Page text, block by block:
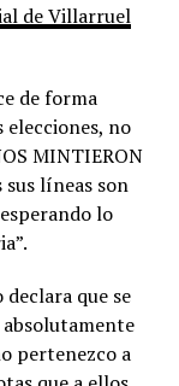
de Villarruel
de forma
elecciones, no
MINTIERON
sus líneas son
lo
que se
absolutamente
pertenezco a